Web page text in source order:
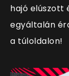
hajó elúszott
egyáltalán
a túloldalon!